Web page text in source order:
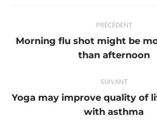
article
PRÉCÉDENT
Article
précédent
Morning flu shot might be
than afternoon
SUIVANT
Article
suivant
Yoga may improve quality of
with asthma